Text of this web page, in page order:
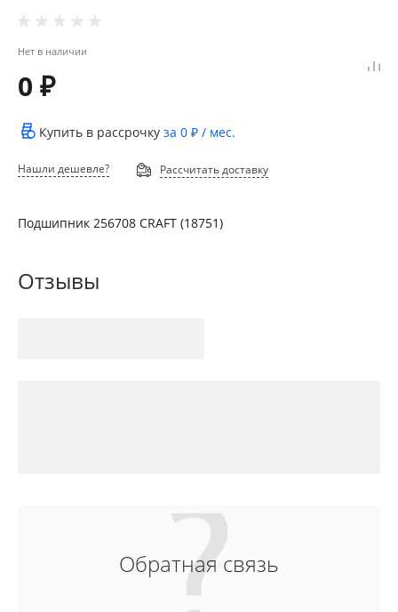
Нет в наличии
0 ₽
Купить в рассрочку за 0 ₽ / мес.
Нашли дешевле? Рассчитать доставку
Подшипник 256708 CRAFT (18751)
Отзывы
Обратная связь